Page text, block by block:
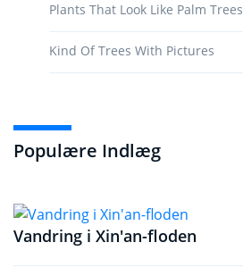
Plants That Look Like Palm Trees
Kind Of Trees With Pictures
Populære Indlæg
Vandring i Xin'an-floden